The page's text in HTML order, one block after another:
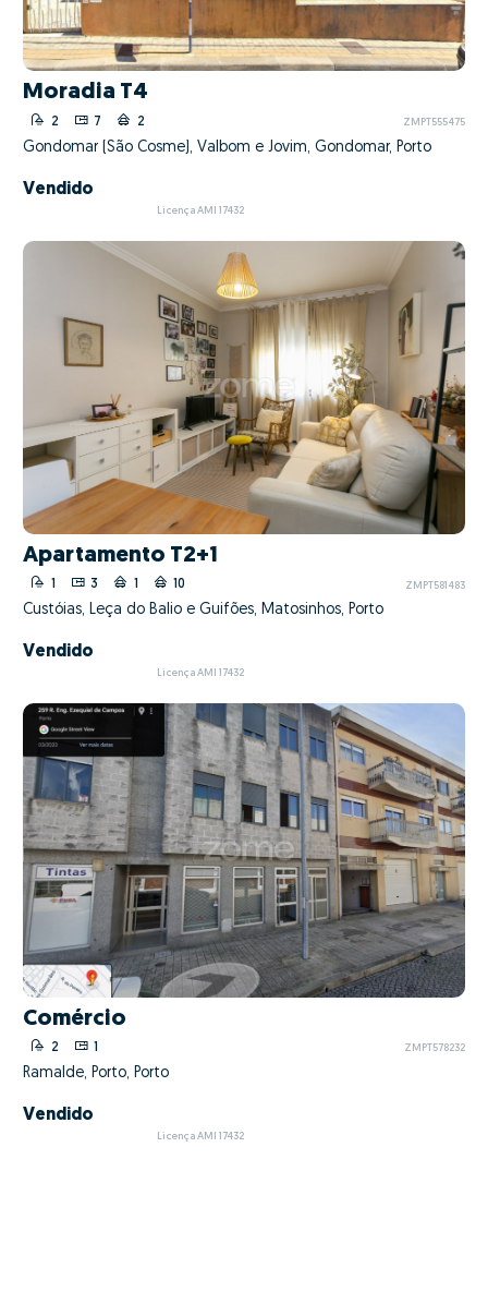
Moradia T4
2 7 2 ZMPT555475
Gondomar (São Cosme), Valbom e Jovim, Gondomar, Porto
Vendido
Licença AMI 17432
Apartamento T2+1
3 10 ZMPT581483
Custóias, Leça do Balio e Guifões, Matosinhos, Porto
Vendido
Licença AMI 17432
Comércio
2 1 ZMPT578232
Ramalde, Porto, Porto
Vendido
Licença AMI 17432